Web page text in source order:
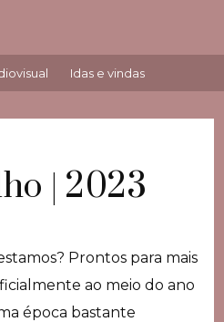
Idas e vindas
| 2023
Prontos para mais
ao meio do ano
época bastante